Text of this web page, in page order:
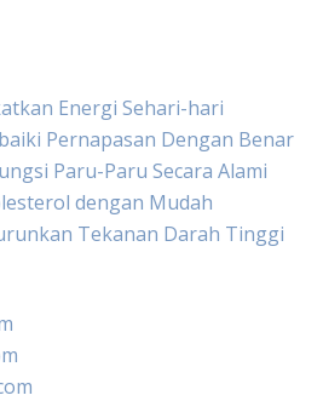
Energi Sehari-hari
Pernapasan Dengan Benar
Paru-Paru Secara Alami
dengan Mudah
Tekanan Darah Tinggi